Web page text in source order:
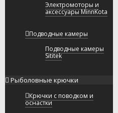
Электромоторы и
аксессуары MinnKota
Подводные камеры
Подводные камеры
Sititek
Рыболовные крючки
Крючки с поводком и
оснастки